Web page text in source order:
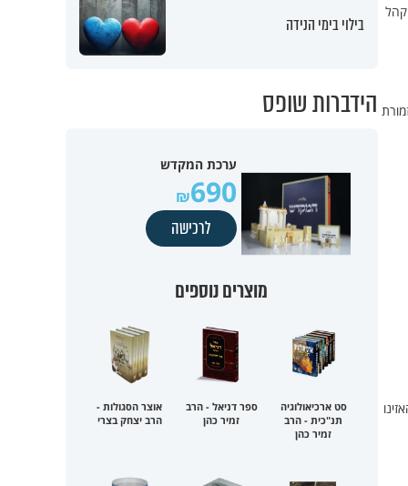
קהל
בילוי בימי הנידה
הידברות שופס
ערכת המקדש
690
לרכישה
מוצרים נוספים
סט ארכיאולוגיה
תנ"כית - הרב
זמיר כהן
ספר דניאל - הרב
זמיר כהן
אוצר הסגולות -
הרב יצחק בצרי